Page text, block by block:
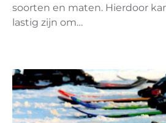
soorten en maten. Hierdoor
lastig zijn om…